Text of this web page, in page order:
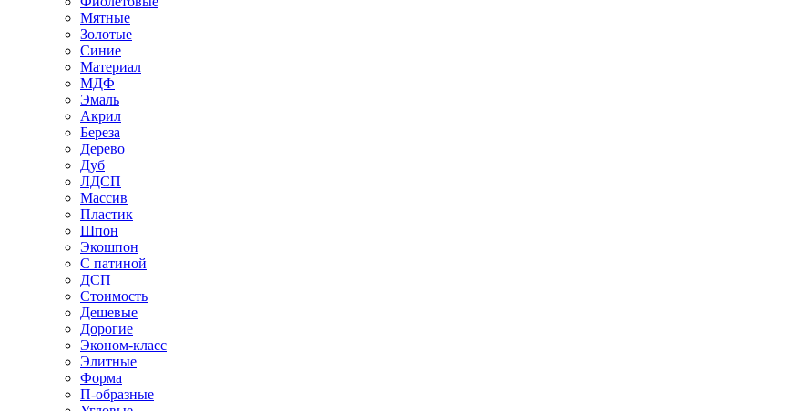
Мятные
Золотые
Синие
Материал
МДФ
Эмаль
Акрил
Береза
Дерево
Дуб
ЛДСП
Массив
Пластик
Шпон
Экошпон
С патиной
ДСП
Стоимость
Дешевые
Дорогие
Эконом-класс
Элитные
Форма
П-образные